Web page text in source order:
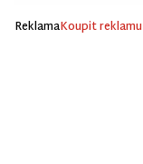
ReklamaKoupit reklamu